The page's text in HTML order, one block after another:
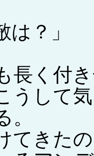
は？」
長く付
うして
。
てきた